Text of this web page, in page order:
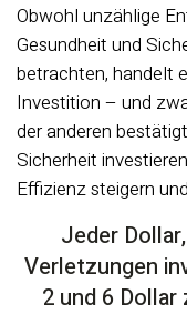
Obwohl unzählige
Gesundheit und
betrachten, handelt
Investition – und
der anderen
Sicherheit
Effizienz steigern
Jeder
Verletzungen
2 und 6 Dollar